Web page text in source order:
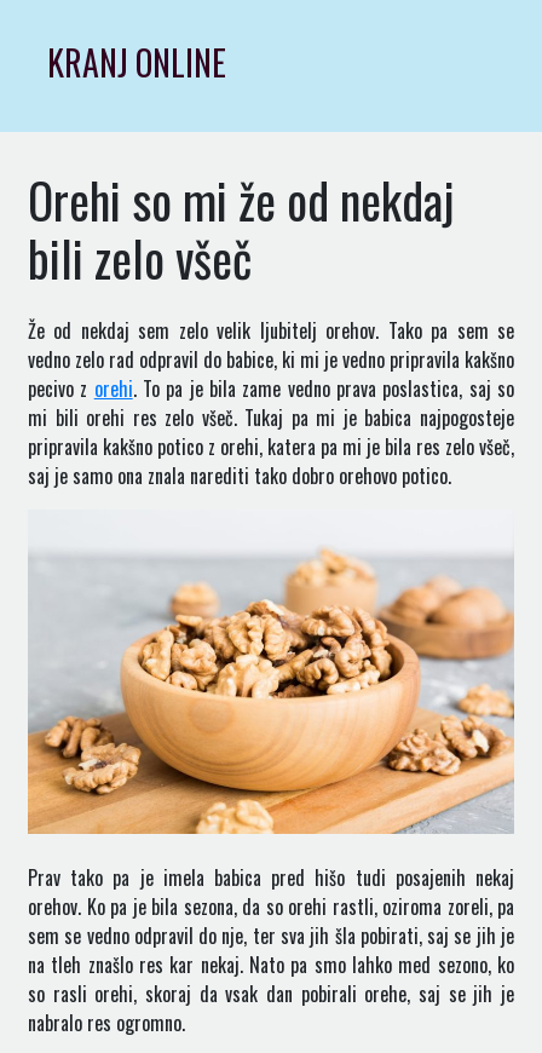
contentKRANJ ONLINE
Orehi so mi že od nekdaj
bili zelo všeč
Že od nekdaj sem zelo velik ljubitelj orehov. Tako pa sem se
vedno zelo rad odpravil do babice, ki mi je vedno pripravila kakšno
pecivo z orehi. To pa je bila zame vedno prava poslastica, saj so
mi bili orehi res zelo všeč. Tukaj pa mi je babica najpogosteje
pripravila kakšno potico z orehi, katera pa mi je bila res zelo všeč,
saj je samo ona znala narediti tako dobro orehovo potico.
Prav tako pa je imela babica pred hišo tudi posajenih nekaj
orehov. Ko pa je bila sezona, da so orehi rastli, oziroma zoreli, pa
sem se vedno odpravil do nje, ter sva jih šla pobirati, saj se jih je
na tleh znašlo res kar nekaj. Nato pa smo lahko med sezono, ko
so rasli orehi, skoraj da vsak dan pobirali orehe, saj se jih je
nabralo res ogromno.